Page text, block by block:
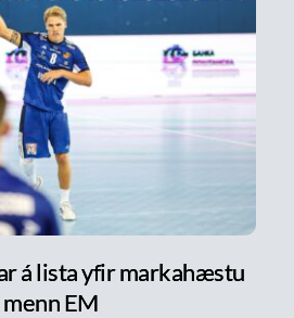
á lista yfir markahæstu
menn EM